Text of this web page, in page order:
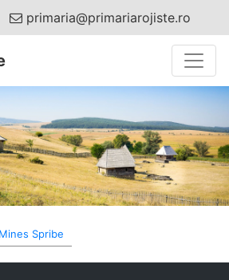
primaria@primariarojiste.ro
Mines Spribe